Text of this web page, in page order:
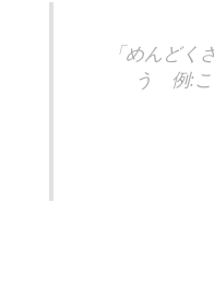
「めんど
う 例:こ